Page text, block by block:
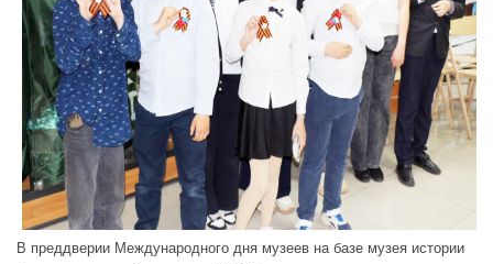
В преддверии Международного дня музеев на базе музея истории